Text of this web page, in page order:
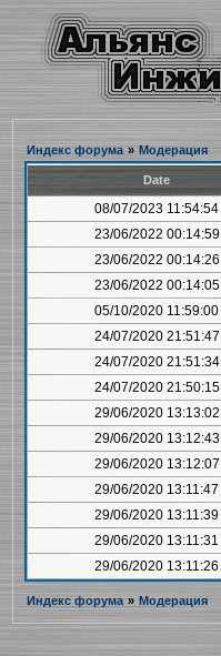
Индекс форума » Модерация
Date
08/07/2023 11:54:54
23/06/2022 00:14:59
23/06/2022 00:14:26
23/06/2022 00:14:05
05/10/2020 11:59:00
24/07/2020 21:51:47
24/07/2020 21:51:34
24/07/2020 21:50:15
29/06/2020 13:13:02
29/06/2020 13:12:43
29/06/2020 13:12:07
29/06/2020 13:11:47
29/06/2020 13:11:39
29/06/2020 13:11:31
29/06/2020 13:11:26
Индекс форума » Модерация